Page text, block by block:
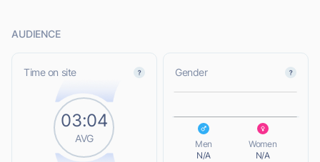
AUDIENCE
Time on site
03:04
AVG
Gender
Men
N/A
Women
N/A